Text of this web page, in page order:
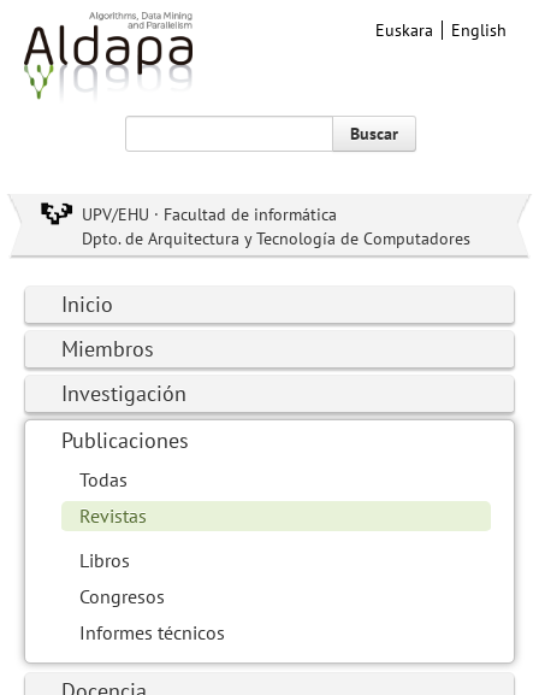
Euskara English
Buscar
UPV/EHU · Facultad de informática
Dpto. de Arquitectura y Tecnología de Computadores
Inicio
Miembros
Investigación
Publicaciones
Todas
Revistas
Libros
Congresos
Informes técnicos